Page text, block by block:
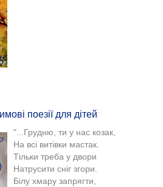
поезії для дітей
"...Грудню, ти у нас козак,
На всі витівки мастак.
Тільки треба у двори
Натрусити сніг згори.
Білу хмару запрягти,